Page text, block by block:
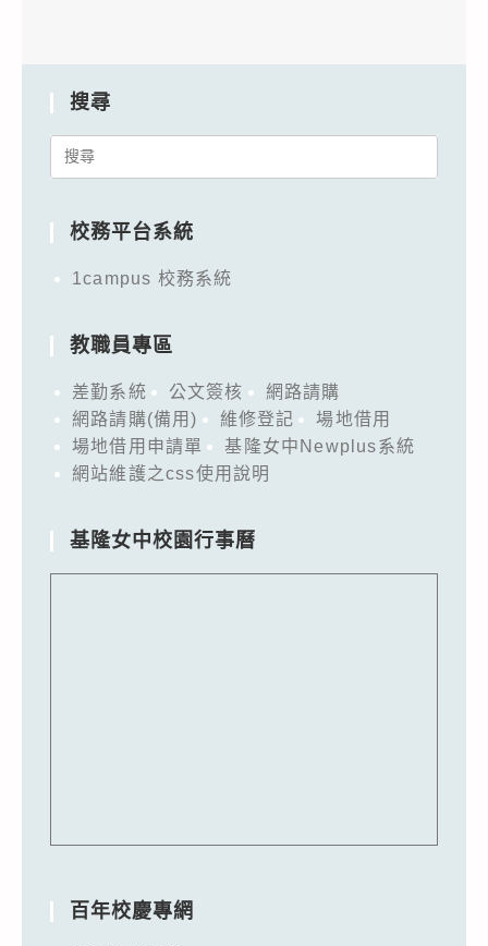
搜尋
Search
校務平台系統
1campus 校務系統
教職員專區
差勤系統 公文簽核
網路請購
網路請購(備用)
維修登記
場地借用
場地借用申請單
基隆女中Newplus系統
網站維護之css使用說明
基隆女中校園行事曆
百年校慶專網